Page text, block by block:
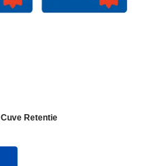
Cuve Retentie